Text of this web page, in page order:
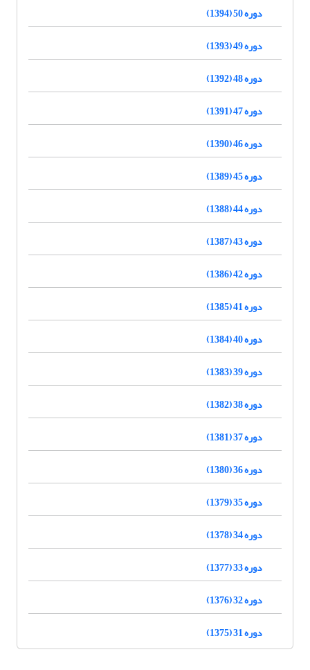
دوره 50 (1394)
دوره 49 (1393)
دوره 48 (1392)
دوره 47 (1391)
دوره 46 (1390)
دوره 45 (1389)
دوره 44 (1388)
دوره 43 (1387)
دوره 42 (1386)
دوره 41 (1385)
دوره 40 (1384)
دوره 39 (1383)
دوره 38 (1382)
دوره 37 (1381)
دوره 36 (1380)
دوره 35 (1379)
دوره 34 (1378)
دوره 33 (1377)
دوره 32 (1376)
دوره 31 (1375)